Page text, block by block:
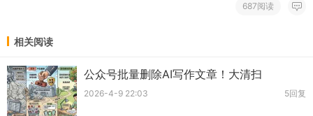
687阅读
相关阅读
公众号批量删除AI写作文章！大清扫
2026-4-9 22:03 5回复